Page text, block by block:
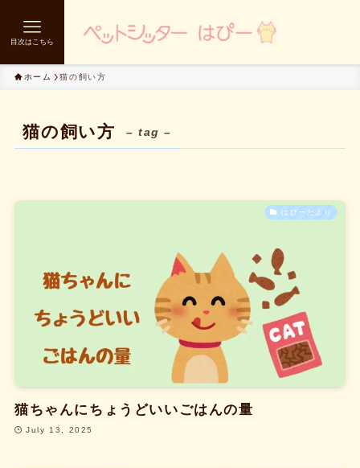
目次はこちら
ホーム 猫の飼い方
猫の飼い方 – tag –
はぴーだより
猫ちゃんにちょうどいいごはんの量
July 13, 2025